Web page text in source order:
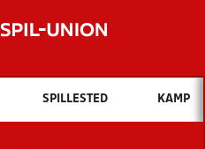
Hvad vil du søge efter?
INDHOLD OG NYHEDER
SPILLESTED KAMP